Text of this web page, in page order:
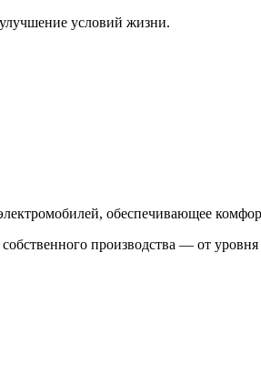
условий жизни.
обеспечивающее
производства — от